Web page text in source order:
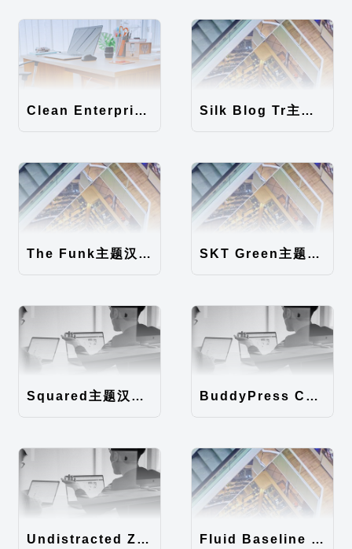
Clean Enterprise主题汉化包 Silk Blog Tr主题汉化包
The Funk主题汉化包 SKT Green主题汉化包
Squared主题汉化包 BuddyPress Colours主题汉化包
Undistracted Zen主题汉化包 Fluid Baseline Grid主题汉化包